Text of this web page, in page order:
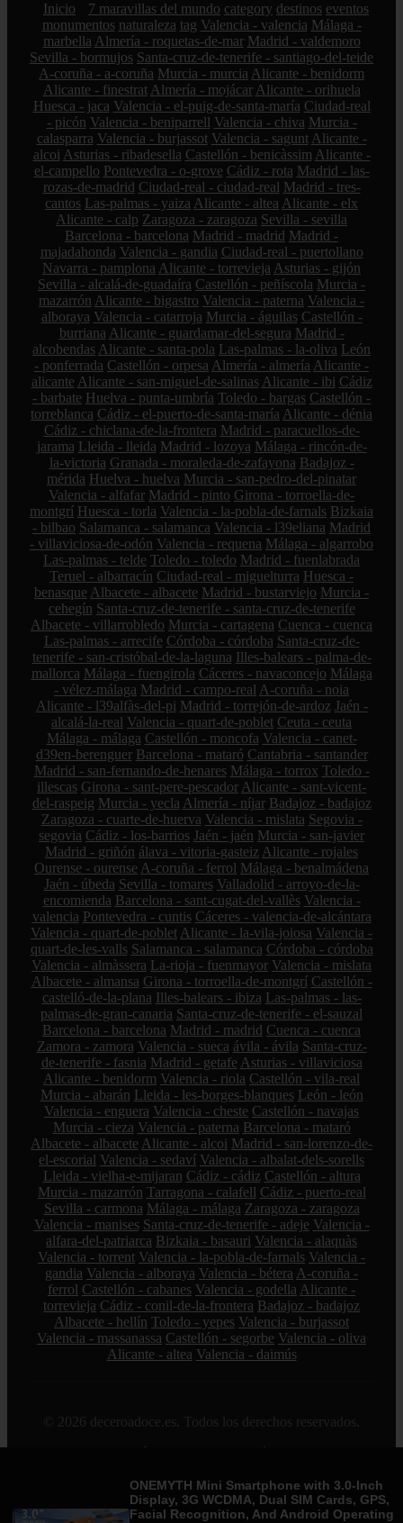
Inicio 7 maravillas del mundo category destinos eventos
monumentos naturaleza tag Valencia - valencia Málaga -
marbella Almería - roquetas-de-mar Madrid - valdemoro
Sevilla - bormujos Santa-cruz-de-tenerife - santiago-del-teide
A-coruña - a-coruña Murcia - murcia Alicante - benidorm
Alicante - finestrat Almería - mojácar Alicante - orihuela
Huesca - jaca Valencia - el-puig-de-santa-maría Ciudad-real
- picón Valencia - beniparrell Valencia - chiva Murcia -
calasparra Valencia - burjassot Valencia - sagunt Alicante -
alcoi Asturias - ribadesella Castellón - benicàssim Alicante -
el-campello Pontevedra - o-grove Cádiz - rota Madrid - las-
rozas-de-madrid Ciudad-real - ciudad-real Madrid - tres-
cantos Las-palmas - yaiza Alicante - altea Alicante - elx
Alicante - calp Zaragoza - zaragoza Sevilla - sevilla
Barcelona - barcelona Madrid - madrid Madrid -
majadahonda Valencia - gandia Ciudad-real - puertollano
Navarra - pamplona Alicante - torrevieja Asturias - gijón
Sevilla - alcalá-de-guadaíra Castellón - peñíscola Murcia -
mazarrón Alicante - bigastro Valencia - paterna Valencia -
alboraya Valencia - catarroja Murcia - águilas Castellón -
burriana Alicante - guardamar-del-segura Madrid -
alcobendas Alicante - santa-pola Las-palmas - la-oliva León
- ponferrada Castellón - orpesa Almería - almería Alicante -
alicante Alicante - san-miguel-de-salinas Alicante - ibi Cádiz
- barbate Huelva - punta-umbría Toledo - bargas Castellón -
torreblanca Cádiz - el-puerto-de-santa-maría Alicante - dénia
Cádiz - chiclana-de-la-frontera Madrid - paracuellos-de-
jarama Lleida - lleida Madrid - lozoya Málaga - rincón-de-
la-victoria Granada - moraleda-de-zafayona Badajoz -
mérida Huelva - huelva Murcia - san-pedro-del-pinatar
Valencia - alfafar Madrid - pinto Girona - torroella-de-
montgrí Huesca - torla Valencia - la-pobla-de-farnals Bizkaia
- bilbao Salamanca - salamanca Valencia - l39eliana Madrid
- villaviciosa-de-odón Valencia - requena Málaga - algarrobo
Las-palmas - telde Toledo - toledo Madrid - fuenlabrada
Teruel - albarracín Ciudad-real - miguelturra Huesca -
benasque Albacete - albacete Madrid - bustarviejo Murcia -
cehegín Santa-cruz-de-tenerife - santa-cruz-de-tenerife
Albacete - villarrobledo Murcia - cartagena Cuenca - cuenca
Las-palmas - arrecife Córdoba - córdoba Santa-cruz-de-
tenerife - san-cristóbal-de-la-laguna Illes-balears - palma-de-
mallorca Málaga - fuengirola Cáceres - navaconcejo Málaga
- vélez-málaga Madrid - campo-real A-coruña - noia
Alicante - l39alfàs-del-pi Madrid - torrejón-de-ardoz Jaén -
alcalá-la-real Valencia - quart-de-poblet Ceuta - ceuta
Málaga - málaga Castellón - moncofa Valencia - canet-
d39en-berenguer Barcelona - mataró Cantabria - santander
Madrid - san-fernando-de-henares Málaga - torrox Toledo -
illescas Girona - sant-pere-pescador Alicante - sant-vicent-
del-raspeig Murcia - yecla Almería - níjar Badajoz - badajoz
Zaragoza - cuarte-de-huerva Valencia - mislata Segovia -
segovia Cádiz - los-barrios Jaén - jaén Murcia - san-javier
Madrid - griñón álava - vitoria-gasteiz Alicante - rojales
Ourense - ourense A-coruña - ferrol Málaga - benalmádena
Jaén - úbeda Sevilla - tomares Valladolid - arroyo-de-la-
encomienda Barcelona - sant-cugat-del-vallès Valencia -
valencia Pontevedra - cuntis Cáceres - valencia-de-alcántara
Valencia - quart-de-poblet Alicante - la-vila-joiosa Valencia -
quart-de-les-valls Salamanca - salamanca Córdoba - córdoba
Valencia - almàssera La-rioja - fuenmayor Valencia - mislata
Albacete - almansa Girona - torroella-de-montgrí Castellón -
castelló-de-la-plana Illes-balears - ibiza Las-palmas - las-
palmas-de-gran-canaria Santa-cruz-de-tenerife - el-sauzal
Barcelona - barcelona Madrid - madrid Cuenca - cuenca
Zamora - zamora Valencia - sueca ávila - ávila Santa-cruz-
de-tenerife - fasnia Madrid - getafe Asturias - villaviciosa
Alicante - benidorm Valencia - riola Castellón - vila-real
Murcia - abarán Lleida - les-borges-blanques León - león
Valencia - enguera Valencia - cheste Castellón - navajas
Murcia - cieza Valencia - paterna Barcelona - mataró
Albacete - albacete Alicante - alcoi Madrid - san-lorenzo-de-
el-escorial Valencia - sedaví Valencia - albalat-dels-sorells
Lleida - vielha-e-mijaran Cádiz - cádiz Castellón - altura
Murcia - mazarrón Tarragona - calafell Cádiz - puerto-real
Sevilla - carmona Málaga - málaga Zaragoza - zaragoza
Valencia - manises Santa-cruz-de-tenerife - adeje Valencia -
alfara-del-patriarca Bizkaia - basauri Valencia - alaquàs
Valencia - torrent Valencia - la-pobla-de-farnals Valencia -
gandia Valencia - alboraya Valencia - bétera A-coruña -
ferrol Castellón - cabanes Valencia - godella Alicante -
torrevieja Cádiz - conil-de-la-frontera Badajoz - badajoz
Albacete - hellín Toledo - yepes Valencia - burjassot
Valencia - massanassa Castellón - segorbe Valencia - oliva
Alicante - altea Valencia - daimús
© 2026 deceroadoce.es. Todos los derechos reservados.
Política de Cookies Política de Privacidad
Diseño web|Libro sobre Cabañuelas
ONEMYTH Mini Smartphone with 3.0-Inch
Display, 3G WCDMA, Dual SIM Cards, GPS,
Facial Recognition, And Android Operating